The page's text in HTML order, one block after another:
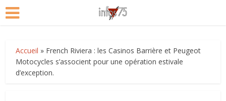
Accueil » French Riviera : les Casinos Barrière et Peugeot
Motocycles s’associent pour une opération estivale
d’exception.